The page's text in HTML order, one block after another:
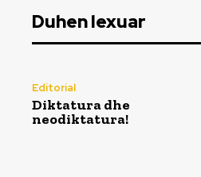
Duhen lexuar
Editorial
Diktatura dhe
neodiktatura!